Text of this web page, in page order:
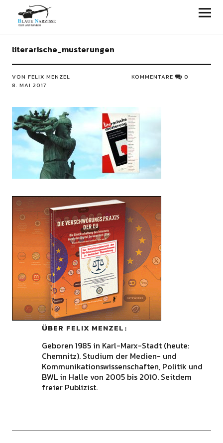
Blaue Narzisse
literarische_musterungen
VON FELIX MENZEL
8. MAI 2017
KOMMENTARE 0
ÜBER FELIX MENZEL
Geboren 1985 in Karl-Marx-Stadt (heute:
Chemnitz). Studium der Medien- und
Kommunikationswissenschaften, Politik und
BWL in Halle von 2005 bis 2010. Seitdem
freier Publizist.